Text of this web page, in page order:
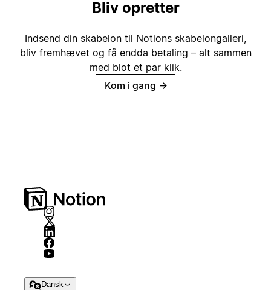
Bliv opretter
Indsend din skabelon til Notions skabelongalleri,
bliv fremhævet og få endda betaling – alt sammen
med blot et par klik.
Kom i gang →
Dansk